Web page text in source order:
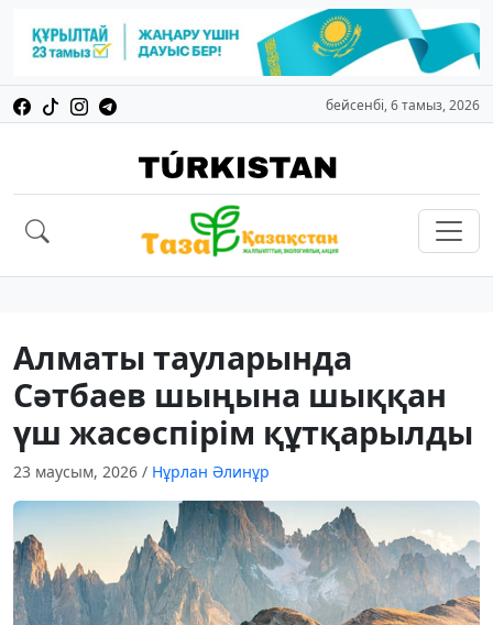
бейсенбі, 6 тамыз, 2026
Алматы тауларында
Сәтбаев шыңына шыққан
үш жасөспірім құтқарылды
23 маусым, 2026 / Нұрлан Әлинұр